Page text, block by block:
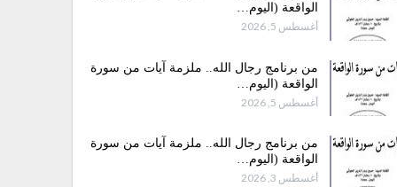
الواقعة (اليوم…
أغسطس 5, 2026
من برنامج رجال الله.. ملزمة آيات من سورة
الواقعة (اليوم…
أغسطس 5, 2026
من برنامج رجال الله.. ملزمة آيات من سورة
الواقعة (اليوم…
أغسطس 3, 2026